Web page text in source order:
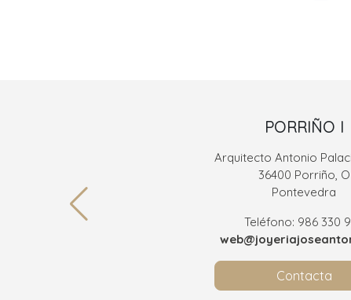
PORRIÑO I
Arquitecto Antonio
36400 Porriño, O
Pontevedra
Teléfono: 986 330
Contacta